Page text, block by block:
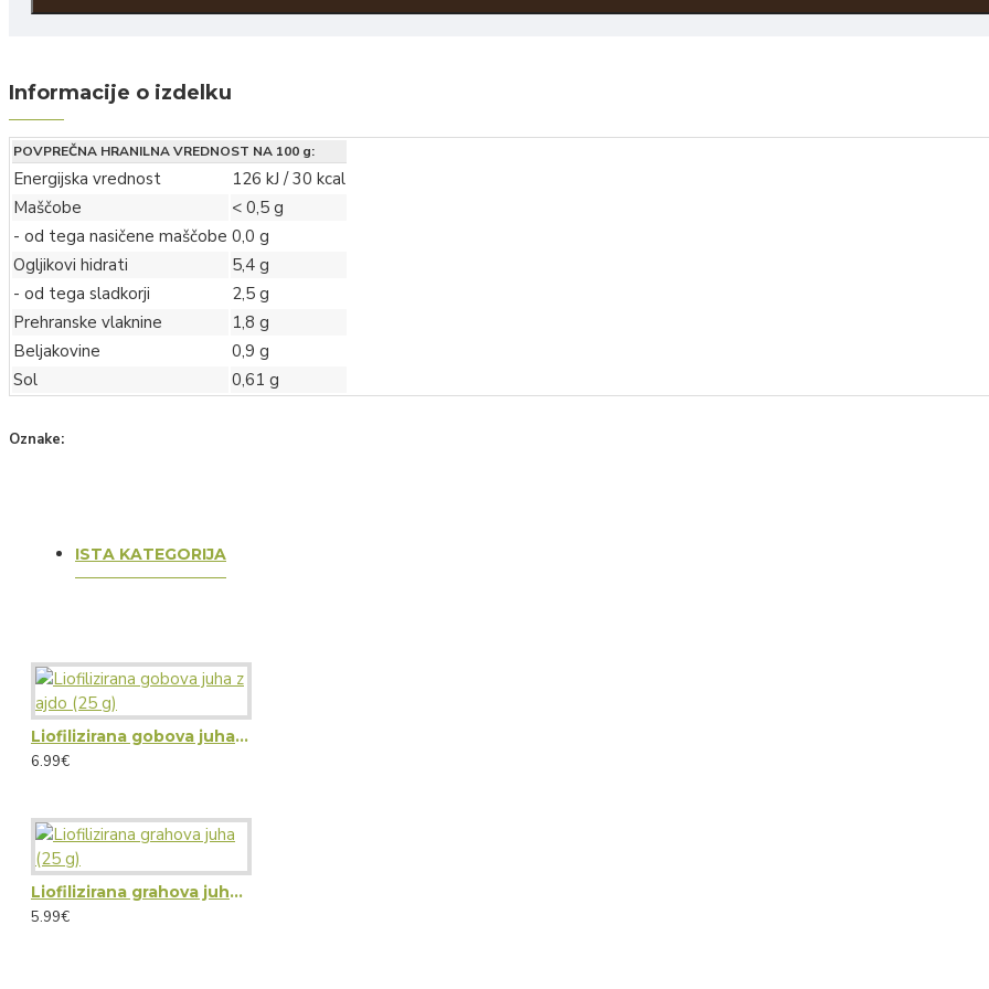
Informacije o izdelku
POVPREČNA HRANILNA VREDNOST NA 100 g:
Energijska vrednost
126 kJ / 30 kcal
Maščobe
< 0,5 g
- od tega nasičene maščobe 0,0 g
Ogljikovi hidrati
5,4 g
- od tega sladkorji
2,5 g
Prehranske vlaknine
1,8 g
Beljakovine
0,9 g
Sol
0,61 g
Oznake:
ISTA KATEGORIJA
Liofilizirana gobova juha z ajdo (25 g)
6.99€
Liofilizirana grahova juha (25 g)
5.99€